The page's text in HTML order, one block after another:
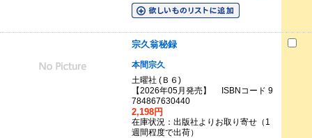
宗久翁秘録
本間宗久
土曜社 (Ｂ６)
【2026年05月発売】 ISBNコード 9
784867630440
2,198円
在庫状況：出版社よりお取り寄せ（1
週間程度で出荷）